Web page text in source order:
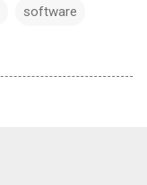
software